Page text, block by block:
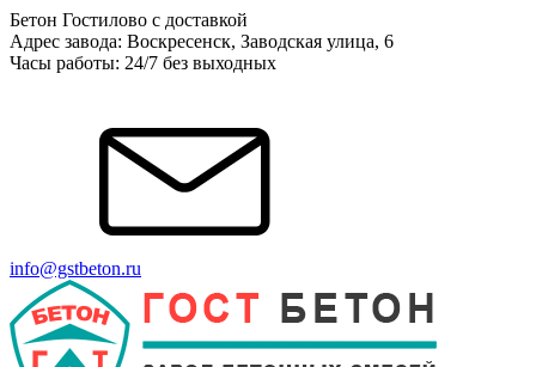
Бетон Гостилово с доставкой
Адрес завода: Воскресенск, Заводская улица, 6
Часы работы: 24/7 без выходных
info@gstbeton.ru